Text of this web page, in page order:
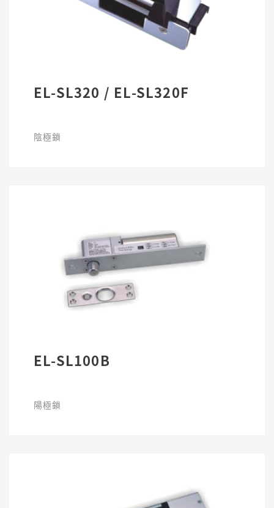
EL-SL320 / EL-SL320F
陰極鎖
EL-SL100B
陽極鎖